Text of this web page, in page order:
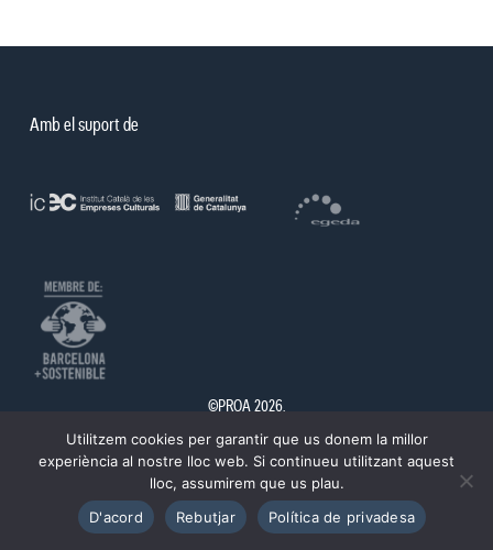
Amb el suport de
©PROA 2026.
Política de privadesa Avís legal
Utilitzem cookies per garantir que us donem la millor
experiència al nostre lloc web. Si continueu utilitzant aquest
lloc, assumirem que us plau.
D'acord
Rebutjar Política de privadesa